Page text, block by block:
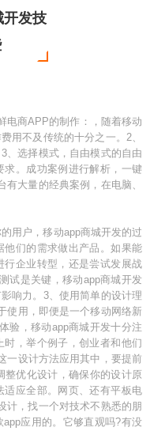
开发技
电商APP的制作：，随着移动
用不及传统的十分之一。2、
、选择模式，自由模式的自由
求。成功案例进行解析，一键
大量的经典案例，在电脑、
用户，移动app商城开发的过
们的需求做出产品。如果能
企业转型，还是尝试发展战
试是关键，移动app商城开发
响力。3、使用简单的设计理
使用，即便是一个移动网络新
验，移动app商城开发十分注
，举个例子，创业者和他们
一设计方法应用其中，要提前
整优化设计，确保你的设计原
适应全部。网页、还有平板电
计，找一个对技术不熟悉的朋
应用的。它够直观吗?有没